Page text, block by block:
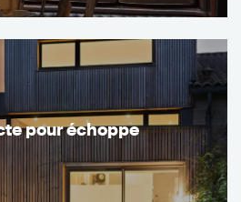
pour échoppe